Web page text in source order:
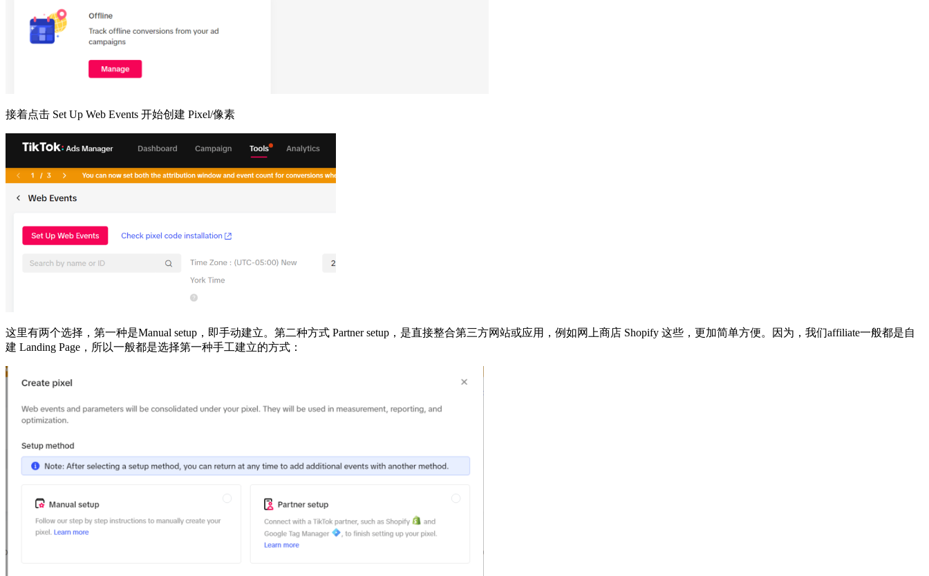
接着点击 Set Up Web Events 开始创建 Pixel/像素
这里有两个选择，第一种是Manual setup，即手动建立。第二种方式 Partner setup，是直接整合第三方网站或应用，例如网上商店 Shopify 这些，更加简单方便。因为，我们affiliate一般都是自
建 Landing Page，所以一般都是选择第一种手工建立的方式：